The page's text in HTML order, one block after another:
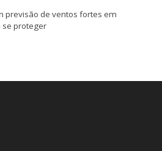
previsão de ventos fortes em
se proteger